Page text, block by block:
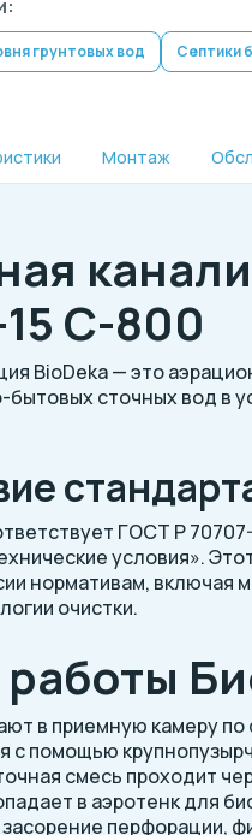
грунтовых вод Септики
Монтаж
C-800
BioDeka — это
бытовых сточных вод в
ГОСТ Р
условия».
нормативам, включая
очистки.
в приемную камеру
с помощью
смесь проходит
в аэротенк для
перфорации,